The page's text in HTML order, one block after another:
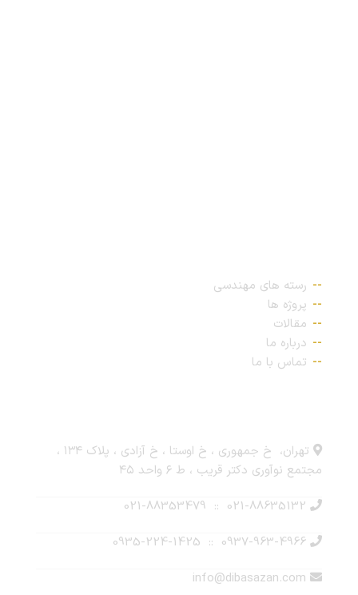
رسته های مهندسی
پروژه ها
مقالات
درباره ما
تماس با ما
تهران، خ جمهوری ، خ اوستا ، خ آزادی ، پلاک ۱۳۴ ،
مجتمع نوآوری دکتر قریب ، ط ۶ واحد ۴۵